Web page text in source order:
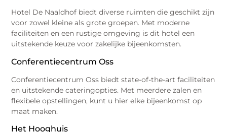
Hotel De Naaldhof biedt diverse ruimten die geschikt zijn
voor zowel kleine als grote groepen. Met moderne
faciliteiten en een rustige omgeving is dit hotel een
uitstekende keuze voor zakelijke bijeenkomsten.
Conferentiecentrum Oss
Conferentiecentrum Oss biedt state-of-the-art faciliteiten
en uitstekende cateringopties. Met meerdere zalen en
flexibele opstellingen, kunt u hier elke bijeenkomst op
maat maken.
Het Hooghuis